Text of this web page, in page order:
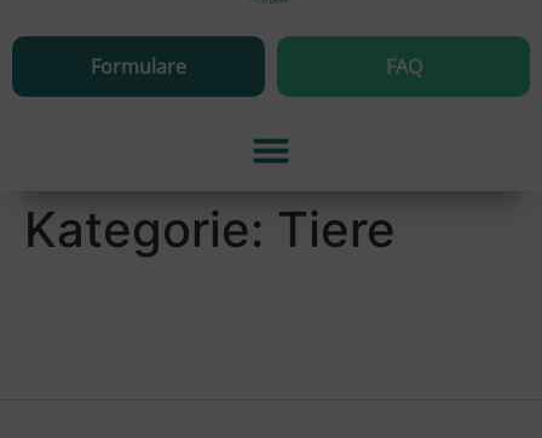
Formulare FAQ
Kategorie: Tiere